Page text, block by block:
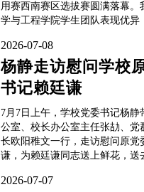
用赛西南赛区选拔赛圆满落幕。
学与工程学院学生团队表现优异
以“数智赋能、协作创新”为主题
有较高关注度和影响力的机械工
专业赛事之一。该赛事重点考查
人末端夹具...
2026-07-08
杨静走访慰问学校
书记赖廷谦
7月7日上午，学校党委书记杨静
公室、校长办公室主任张劼、党
长欧阳稚文一行，走访慰问原党
谦，为赖廷谦同志送上鲜花，送
记关心询问赖廷谦同志的身体状
2026-07-07